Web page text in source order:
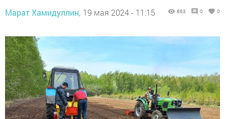
Марат Хамидуллин, 19 мая 2024 - 11:15 863 0 0